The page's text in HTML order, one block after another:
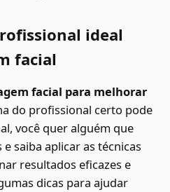
ideal
facial
facial para melhorar
do profissional certo pode
você quer alguém que
saiba aplicar as técnicas
resultados eficazes e
dicas para ajudar